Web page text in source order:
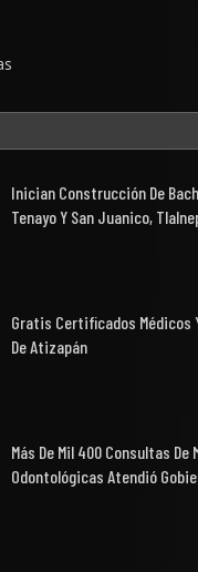
Inician Construcción De
Tenayo Y San Juanico,
Gratis Certificados Médicos
De Atizapán
Más De Mil 400 Consultas De
Odontológicas Atendió